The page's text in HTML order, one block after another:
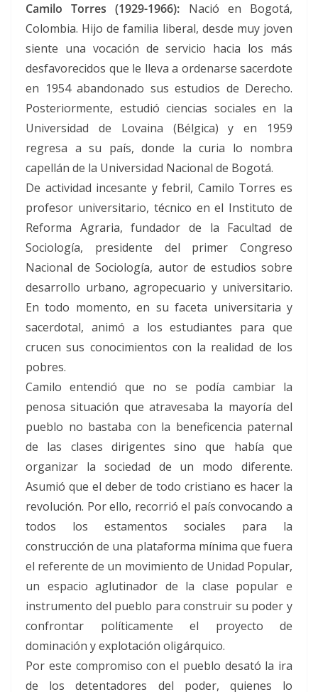
Camilo Torres (1929-1966): Nació en Bogotá,
Colombia. Hijo de familia liberal, desde muy joven
siente una vocación de servicio hacia los más
desfavorecidos que le lleva a ordenarse sacerdote
en 1954 abandonado sus estudios de Derecho.
Posteriormente, estudió ciencias sociales en la
Universidad de Lovaina (Bélgica) y en 1959
regresa a su país, donde la curia lo nombra
capellán de la Universidad Nacional de Bogotá.
De actividad incesante y febril, Camilo Torres es
profesor universitario, técnico en el Instituto de
Reforma Agraria, fundador de la Facultad de
Sociología, presidente del primer Congreso
Nacional de Sociología, autor de estudios sobre
desarrollo urbano, agropecuario y universitario.
En todo momento, en su faceta universitaria y
sacerdotal, animó a los estudiantes para que
crucen sus conocimientos con la realidad de los
pobres.
Camilo entendió que no se podía cambiar la
penosa situación que atravesaba la mayoría del
pueblo no bastaba con la beneficencia paternal
de las clases dirigentes sino que había que
organizar la sociedad de un modo diferente.
Asumió que el deber de todo cristiano es hacer la
revolución. Por ello, recorrió el país convocando a
todos los estamentos sociales para la
construcción de una plataforma mínima que fuera
el referente de un movimiento de Unidad Popular,
un espacio aglutinador de la clase popular e
instrumento del pueblo para construir su poder y
confrontar políticamente el proyecto de
dominación y explotación oligárquico.
Por este compromiso con el pueblo desató la ira
de los detentadores del poder, quienes lo